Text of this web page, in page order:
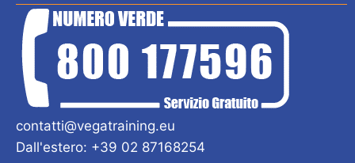
contatti@vegatraining.eu
Dall'estero: +39 02 87168254